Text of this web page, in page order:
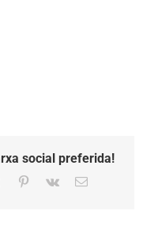
social preferida!
Tumblr Pinterest
Vk Email: